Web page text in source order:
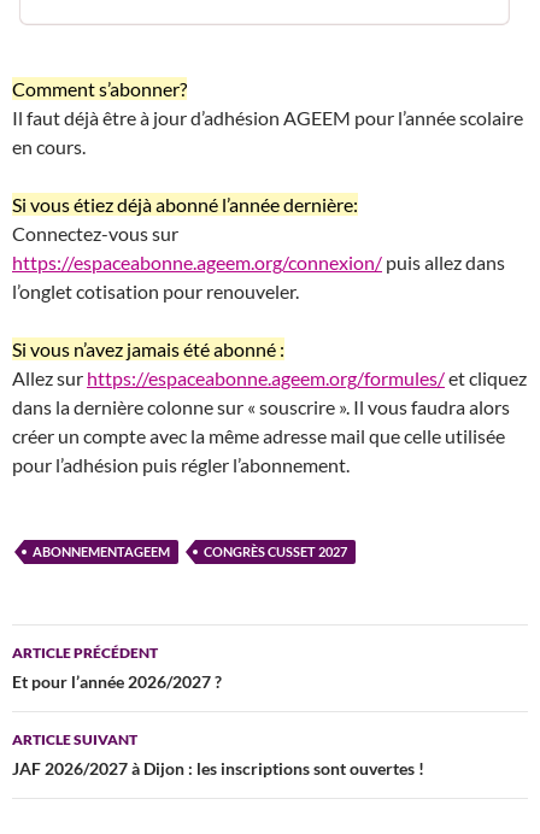
Comment s’abonner?
Il faut déjà être à jour d’adhésion AGEEM pour l’année scolaire
en cours.
Si vous étiez déjà abonné l’année dernière:
Connectez-vous sur
https://espaceabonne.ageem.org/connexion/ puis allez dans
l’onglet cotisation pour renouveler.
Si vous n’avez jamais été abonné :
Allez sur https://espaceabonne.ageem.org/formules/et cliquez
dans la dernière colonne sur « souscrire ». Il vous faudra alors
créer un compte avec la même adresse mail que celle utilisée
pour l’adhésion puis régler l’abonnement.
ABONNEMENTAGEEM CONGRÈS CUSSET 2027
Navigation
des
articles
ARTICLE PRÉCÉDENT
Et pour l’année 2026/2027 ?
ARTICLE SUIVANT
JAF 2026/2027 à Dijon : les inscriptions sont ouvertes !